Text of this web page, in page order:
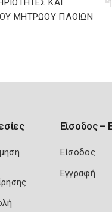
ΚΑΙ
ΜΗΤΡΩΟΥ ΠΛΟΙΩΝ
Είσοδος –
Είσοδος
Εγγραφή